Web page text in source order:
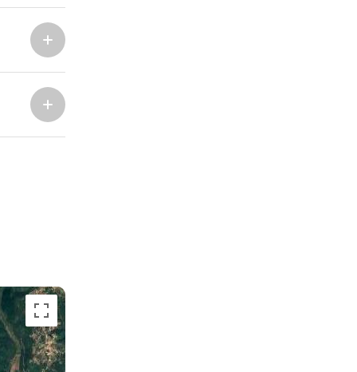
Marina Trogir - ACI
Marina Trogir - SCT
ACI Marina Split
ACI Marina Dubrovnik,
Komolac